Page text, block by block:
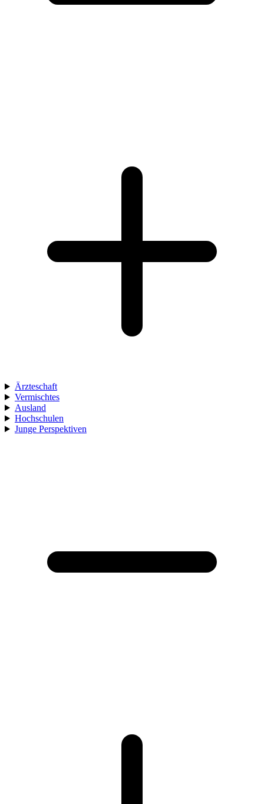
Ärzteschaft
Vermischtes
Ausland
Hochschulen
Junge Perspektiven